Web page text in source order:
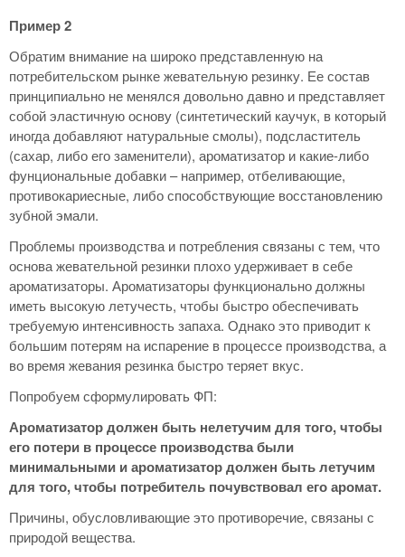
Пример 2
Обратим внимание на широко представленную на
потребительском рынке жевательную резинку. Ее состав
принципиально не менялся довольно давно и представляет
собой эластичную основу (синтетический каучук, в который
иногда добавляют натуральные смолы), подсластитель
(сахар, либо его заменители), ароматизатор и какие-либо
фунциональные добавки – например, отбеливающие,
противокариесные, либо способствующие восстановлению
зубной эмали.
Проблемы производства и потребления связаны с тем, что
основа жевательной резинки плохо удерживает в себе
ароматизаторы. Ароматизаторы функционально должны
иметь высокую летучесть, чтобы быстро обеспечивать
требуемую интенсивность запаха. Однако это приводит к
большим потерям на испарение в процессе производства, а
во время жевания резинка быстро теряет вкус.
Попробуем сформулировать ФП:
Ароматизатор должен быть нелетучим для того, чтобы
его потери в процессе производства были
минимальными и ароматизатор должен быть летучим
для того, чтобы потребитель почувствовал его аромат.
Причины, обусловливающие это противоречие, связаны с
природой вещества.